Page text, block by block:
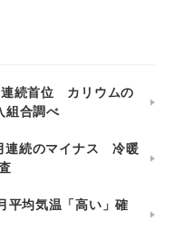
連続首位 カリウムの
組合調べ
連続のマイナス 冷暖
均気温「高い」確